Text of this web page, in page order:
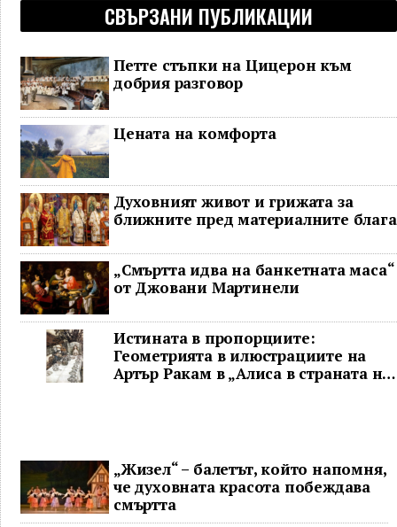
СВЪРЗАНИ ПУБЛИКАЦИИ
Петте стъпки на Цицерон към
добрия разговор
Цената на комфорта
Духовният живот и грижата за
ближните пред материалните блага
„Смъртта идва на банкетната маса“
от Джовани Мартинели
Истината в пропорциите:
Геометрията в илюстрациите на
Артър Ракам в „Алиса в страната на
„Жизел“ – балетът, който напомня,
че духовната красота побеждава
смъртта